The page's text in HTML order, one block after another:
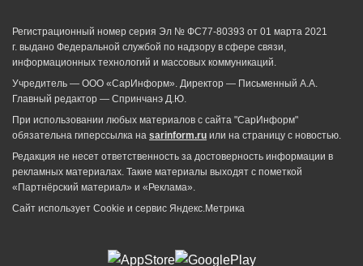
Регистрационный номер серия Эл № ФС77-80393 от 01 марта 2021
г. выдано Федеральной службой по надзору в сфере связи,
информационных технологий и массовых коммуникаций.
Учредитель — ООО «СарИнформ». Директор — Письменный А.А.
Главный редактор — Спринчанэ Д.Ю.
При использовании любых материалов с сайта "СарИнформ"
обязательна гиперссылка на sarinform.ru или на страницу с новостью.
Редакция не несет ответственность за достоверность информации в
рекламных материалах. Такие материалы выходят с пометкой
«Партнёрский материал» и «Реклама».
Сайт использует Cookie и сервиc Яндекс.Метрика